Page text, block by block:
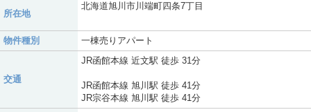
所在地
北海道旭川市川端町四条7丁目
物件種別 一棟売りアパート
交通
JR函館本線 近文駅 徒歩 31分
JR函館本線 旭川駅 徒歩 41分
JR宗谷本線 旭川駅 徒歩 41分